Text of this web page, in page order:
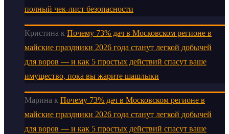
полный чек-лист безопасности
Кристина к Почему 73% дач в Московском регионе в
майские праздники 2026 года станут легкой добычей
для воров — и как 5 простых действий спасут ваше
имущество, пока вы жарите шашлыки
Марина к Почему 73% дач в Московском регионе в
майские праздники 2026 года станут легкой добычей
для воров — и как 5 простых действий спасут ваше